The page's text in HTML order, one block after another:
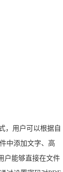
，用户可以根据自
中添加文字、高
户能够直接在文件